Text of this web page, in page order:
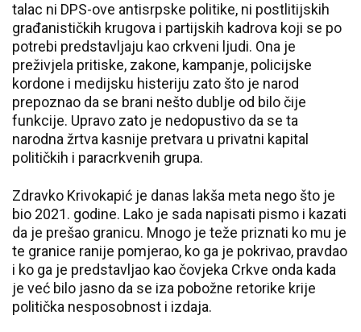
talac ni DPS-ove antisrpske politike, ni postlitijskih
građanističkih krugova i partijskih kadrova koji se po
potrebi predstavljaju kao crkveni ljudi. Ona je
preživjela pritiske, zakone, kampanje, policijske
kordone i medijsku histeriju zato što je narod
prepoznao da se brani nešto dublje od bilo čije
funkcije. Upravo zato je nedopustivo da se ta
narodna žrtva kasnije pretvara u privatni kapital
političkih i paracrkvenih grupa.
Zdravko Krivokapić je danas lakša meta nego što je
bio 2021. godine. Lako je sada napisati pismo i kazati
da je prešao granicu. Mnogo je teže priznati ko mu je
te granice ranije pomjerao, ko ga je pokrivao, pravdao
i ko ga je predstavljao kao čovjeka Crkve onda kada
je već bilo jasno da se iza pobožne retorike krije
politička nesposobnost i izdaja.